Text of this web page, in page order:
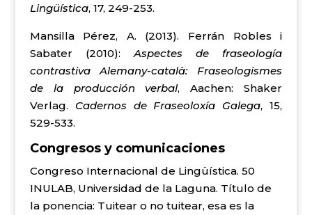
Lingüística, 17, 249-253.
Mansilla Pérez, A. (2013). Ferrán Robles i
Sabater (2010):Aspectes de fraseología
contrastiva Alemany-català: Fraseologismes
de la producción verbal, Aachen: Shaker
Verlag. Cadernos de Fraseoloxía Galega, 15,
529-533.
Congresos y comunicaciones
Congreso Internacional de Lingüística. 50
INULAB, Universidad de la Laguna. Título de
la ponencia: Tuitear o no tuitear, esa es la